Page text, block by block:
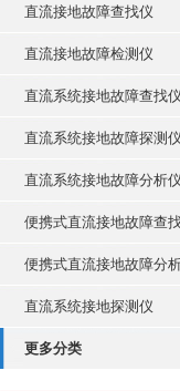
直流接地故障查找仪
直流接地故障检测仪
直流系统接地故障查找仪
直流系统接地故障探测仪
直流系统接地故障分析仪
便携式直流接地故障查
便携式直流接地故障分
直流系统接地探测仪
更多分类